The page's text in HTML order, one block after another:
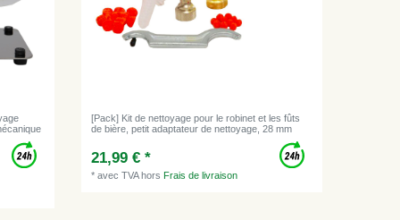
[Pack] Kit de nettoyage pour le robinet et les fûts
de bière, petit adaptateur de nettoyage, 28 mm
21,99 € *
*avec TVAhorsFrais de livraison